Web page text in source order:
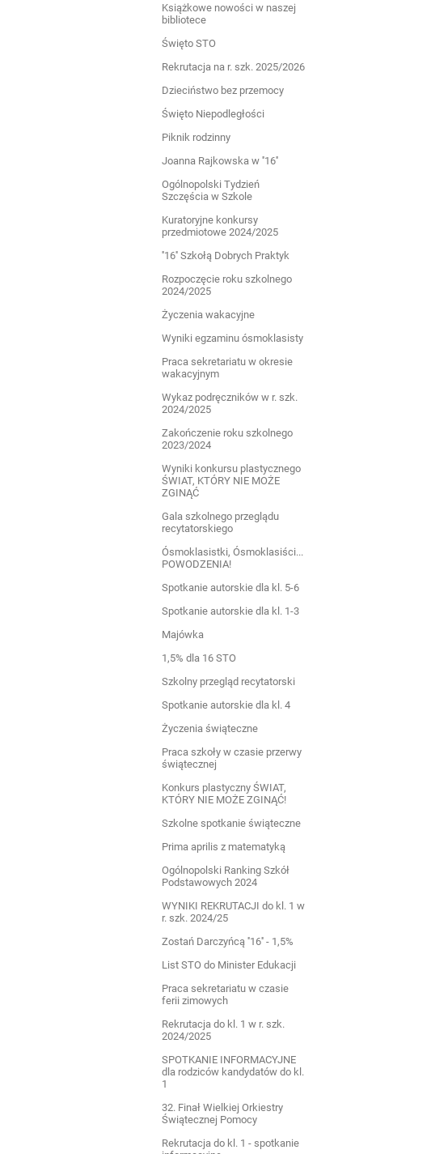
Książkowe nowości w naszej
bibliotece
Święto STO
Rekrutacja na r. szk. 2025/2026
Dzieciństwo bez przemocy
Święto Niepodległości
Piknik rodzinny
Joanna Rajkowska w ''16''
Ogólnopolski Tydzień
Szczęścia w Szkole
Kuratoryjne konkursy
przedmiotowe 2024/2025
''16'' Szkołą Dobrych Praktyk
Rozpoczęcie roku szkolnego
2024/2025
Życzenia wakacyjne
Wyniki egzaminu ósmoklasisty
Praca sekretariatu w okresie
wakacyjnym
Wykaz podręczników w r. szk.
2024/2025
Zakończenie roku szkolnego
2023/2024
Wyniki konkursu plastycznego
ŚWIAT, KTÓRY NIE MOŻE
ZGINĄĆ
Gala szkolnego przeglądu
recytatorskiego
Ósmoklasistki, Ósmoklasiści...
POWODZENIA!
Spotkanie autorskie dla kl. 5-6
Spotkanie autorskie dla kl. 1-3
Majówka
1,5% dla 16 STO
Szkolny przegląd recytatorski
Spotkanie autorskie dla kl. 4
Życzenia świąteczne
Praca szkoły w czasie przerwy
świątecznej
Konkurs plastyczny ŚWIAT,
KTÓRY NIE MOŻE ZGINĄĆ!
Szkolne spotkanie świąteczne
Prima aprilis z matematyką
Ogólnopolski Ranking Szkół
Podstawowych 2024
WYNIKI REKRUTACJI do kl. 1 w
r. szk. 2024/25
Zostań Darczyńcą ''16'' - 1,5%
List STO do Minister Edukacji
Praca sekretariatu w czasie
ferii zimowych
Rekrutacja do kl. 1 w r. szk.
2024/2025
SPOTKANIE INFORMACYJNE
dla rodziców kandydatów do kl.
1
32. Finał Wielkiej Orkiestry
Świątecznej Pomocy
Rekrutacja do kl. 1 - spotkanie